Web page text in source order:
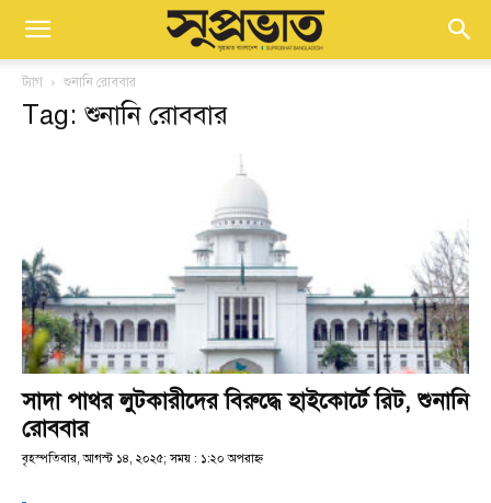
ট্যাগ শুনানি রোববার
Tag: শুনানি রোববার
সাদা পাথর লুটকারীদের বিরুদ্ধে হাইকোর্টে রিট, শুনানি
রোববার
বৃহস্পতিবার, আগস্ট ১৪, ২০২৫; সময় : ১:২০ অপরাহ্ণ